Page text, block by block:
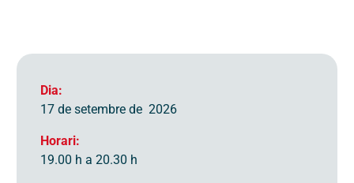
Dia:
17 de setembre de 2026
Horari:
19.00 h a 20.30 h